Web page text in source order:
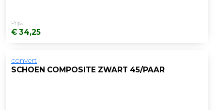
Prijs:
€ 34,25
convert
SCHOEN COMPOSITE ZWART 45/PAAR